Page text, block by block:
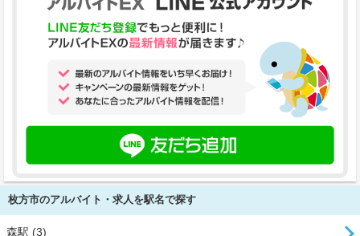
枚方市のアルバイト・求人を駅名で探す
森駅 (3)